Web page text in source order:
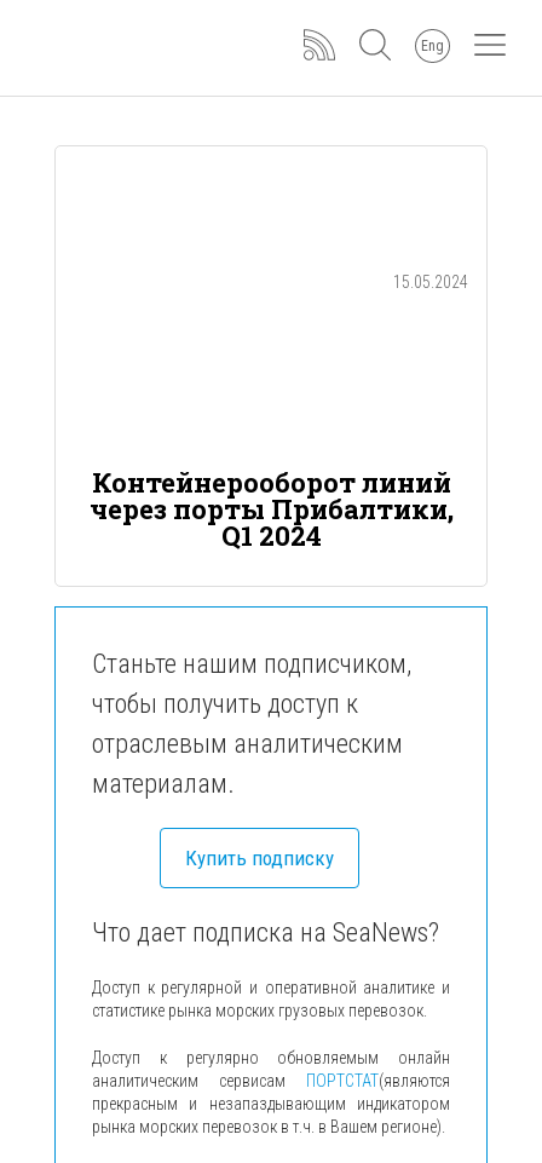
Eng
15.05.2024
Контейнерооборот линий
через порты Прибалтики,
Q1 2024
Станьте нашим подписчиком,
чтобы получить доступ к
отраслевым аналитическим
материалам.
Купить подписку
Что дает подписка на SeaNews?
Доступ к регулярной и оперативной аналитике и
статистике рынка морских грузовых перевозок.
Доступ к регулярно обновляемым онлайн
аналитическим сервисам ПОРТСТАТ(являются
прекрасным и незапаздывающим индикатором
рынка морских перевозок в т.ч. в Вашем регионе).